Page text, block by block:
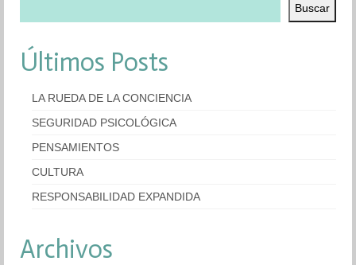
Buscar
Últimos Posts
LA RUEDA DE LA CONCIENCIA
SEGURIDAD PSICOLÓGICA
PENSAMIENTOS
CULTURA
RESPONSABILIDAD EXPANDIDA
Archivos